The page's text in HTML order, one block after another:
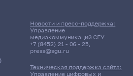
Новости и пресс-поддержка:
Управление
медиакоммуникаций СГУ
+7 (8452) 21 - 06 - 25,
press@sgu.ru
Техническая поддержка сайта:
Управление цифровых и